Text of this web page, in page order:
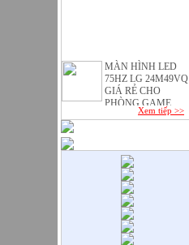
MÀN HÌNH LED
75HZ LG 24M49VQ
GIÁ RẺ CHO
PHÒNG GAME
Apple bán 48.000
Quy Trình SEO
website lên Top
Google.
HP giới thiệu máy tính
để bàn Stream và
Pavilion mini.
Xem tiếp >>